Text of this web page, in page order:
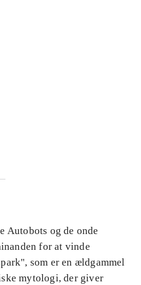
Autobots og de onde
for at vinde
som er en ældgammel
mytologi, der giver